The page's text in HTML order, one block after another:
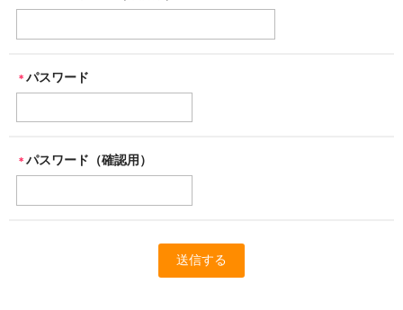
＊ パスワード
＊ パスワード（確認用）